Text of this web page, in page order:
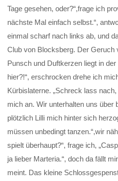
Tage gesehen, oder?“,frage ich
nächste Mal einfach selbst.“,
einmal scharf nach links ab, und
Club von Blocksberg. Der Geruch
Punsch und Duftkerzen liegt in
hier?!“, erschrocken drehe ich
Kürbislaterne. „Schreck lass
mich an. Wir unterhalten uns über
plötzlich Lilli mich hinter sich
müssen unbedingt tanzen.“,wir
spielt überhaupt?“, frage ich,
ja lieber Marteria.“, doch da fällt
meint. Das kleine